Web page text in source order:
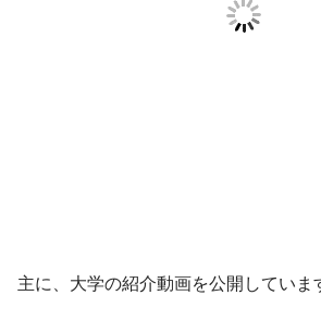
主に、大学の紹介動画を公開していま